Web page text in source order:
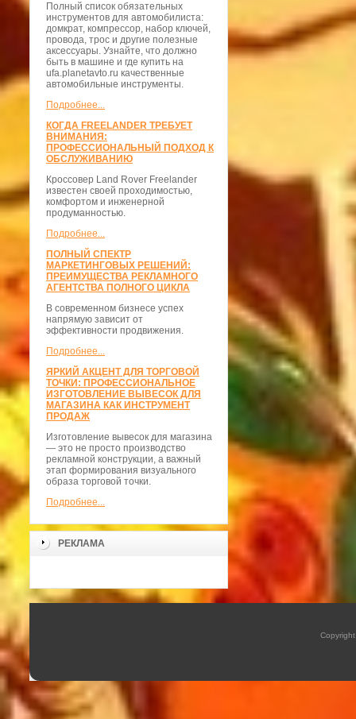
Полный список обязательных
инструментов для автомобилиста:
домкрат, компрессор, набор ключей,
провода, трос и другие полезные
аксессуары. Узнайте, что должно
быть в машине и где купить на
ufa.planetavto.ru качественные
автомобильные инструменты.
Подробнее...
КОГДА FREELANDER ТРЕБУЕТ
ВНИМАНИЯ:
ПРОФЕССИОНАЛЬНЫЙ ПОДХОД К
ОБСЛУЖИВАНИЮ
Кроссовер Land Rover Freelander
известен своей проходимостью,
комфортом и инженерной
продуманностью.
Подробнее...
ПОЛНЫЙ СПЕКТР
МАРКЕТИНГОВЫХ РЕШЕНИЙ:
ПРЕИМУЩЕСТВА РЕКЛАМНОГО
АГЕНТСТВА ПОЛНОГО ЦИКЛА
В современном бизнесе успех
напрямую зависит от
эффективности продвижения.
Подробнее...
ЯРКИЙ АКЦЕНТ ДЛЯ ТОРГОВОЙ
ТОЧКИ: ПРОФЕССИОНАЛЬНОЕ
ИЗГОТОВЛЕНИЕ ВЫВЕСОК ДЛЯ
МАГАЗИНА КАК ИНСТРУМЕНТ
ПРОДАЖ
Изготовление вывесок для магазина
— это не просто производство
рекламной конструкции, а важный
этап формирования визуального
образа торговой точки.
Подробнее...
РЕКЛАМА